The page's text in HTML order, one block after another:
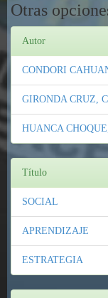
Otras
Autor
CONDORI
GIRONDA CRUZ,
HUANCA
Título
SOCIAL
APRENDIZAJE
ESTRATEGIA